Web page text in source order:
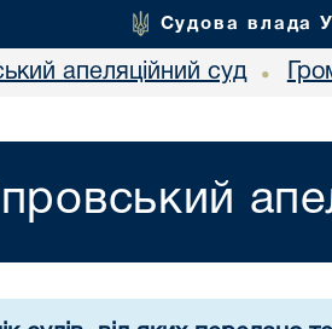
Судова влада
апеляційний суд •